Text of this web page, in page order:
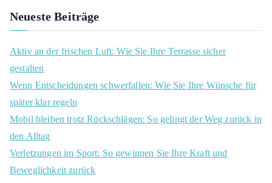
Neueste Beiträge
Aktiv an der frischen Luft: Wie Sie Ihre Terrasse sicher
gestalten
Wenn Entscheidungen schwerfallen: Wie Sie Ihre Wünsche für
später klar regeln
Mobil bleiben trotz Rückschlägen: So gelingt der Weg zurück in
den Alltag
Verletzungen im Sport: So gewinnen Sie Ihre Kraft und
Beweglichkeit zurück